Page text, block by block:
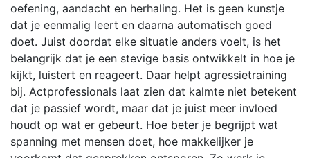
oefening, aandacht en herhaling. Het is geen kunstje
dat je eenmalig leert en daarna automatisch goed
doet. Juist doordat elke situatie anders voelt, is het
belangrijk dat je een stevige basis ontwikkelt in hoe je
kijkt, luistert en reageert. Daar helpt agressietraining
bij. Actprofessionals laat zien dat kalmte niet betekent
dat je passief wordt, maar dat je juist meer invloed
houdt op wat er gebeurt. Hoe beter je begrijpt wat
spanning met mensen doet, hoe makkelijker je